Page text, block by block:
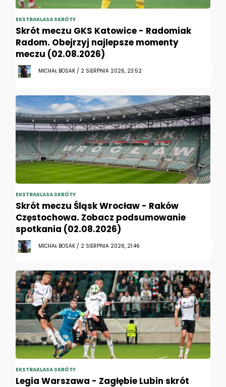
EKSTRAKLASA SKRÓTY
Skrót meczu GKS Katowice - Radomiak
Radom. Obejrzyj najlepsze momenty
meczu (02.08.2026)
MICHAŁ BOSAK / 2 SIERPNIA 2026, 23:52
EKSTRAKLASA SKRÓTY
Skrót meczu Śląsk Wrocław - Raków
Częstochowa. Zobacz podsumowanie
spotkania (02.08.2026)
MICHAŁ BOSAK / 2 SIERPNIA 2026, 21:46
EKSTRAKLASA SKRÓTY
Legia Warszawa - Zagłębie Lubin skrót